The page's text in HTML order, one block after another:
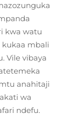
kwa watu
mbali
Vile vibaya
anahitaji
wa
ndefu.